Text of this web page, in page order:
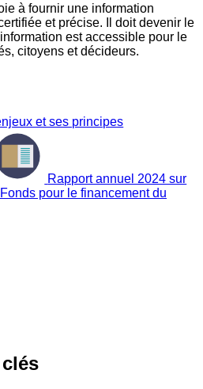
à fournir une information
et précise. Il doit devenir le
est accessible pour le
citoyens et décideurs.
et ses principes
Rapport annuel 2024 sur
pour le financement du